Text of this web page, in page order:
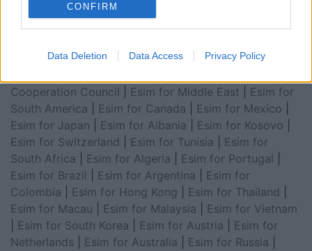
CONFIRM
Data Deletion Data Access Privacy Policy
Esim for World Cup 2026
Arabia|Esim for Egypt|Esim for United Arab
for China| Esim for United Kingdom |Esim for Africa
Cooperation Council
Esim for Middle East
Esim for
South America
Esim for Canada Esim for Mexico
Esim for Japan
Esim for Albania Esim for Kosovo
Esim for Switzerland
Esim for Tunisia
Esim for
South Africa
Esim for Algeria Esim for Portugal
Esim for Brazil
Esim for Argentina
Esim for
Colombia
Esim for Hong Kong Esim for Thailand
Esim for Macau
Esim for Malaysia
Esim for Vietnam
Esim for South Korea Esim for Austria
Esim for
Netherlands
Esim for Australia Esim for Russia